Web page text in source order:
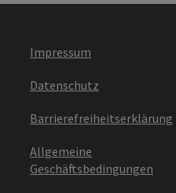
Impressum
Datenschutz
Barrierefreiheitserklärung
Allgemeine
Geschäftsbedingungen